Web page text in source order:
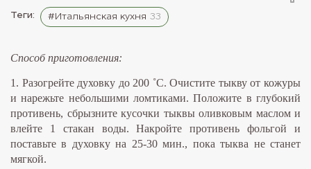
Теги: #Итальянская кухня 33
Способ приготовления:
1. Разогрейте духовку до 200 ˚С. Очистите тыкву от кожуры
и нарежьте небольшими ломтиками. Положите в глубокий
противень, сбрызните кусочки тыквы оливковым маслом и
влейте 1 стакан воды. Накройте противень фольгой и
поставьте в духовку на 25-30 мин., пока тыква не станет
мягкой.